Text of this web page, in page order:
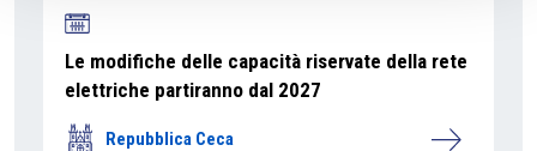
Le modifiche delle capacità riservate della rete
elettriche partiranno dal 2027
Repubblica Ceca